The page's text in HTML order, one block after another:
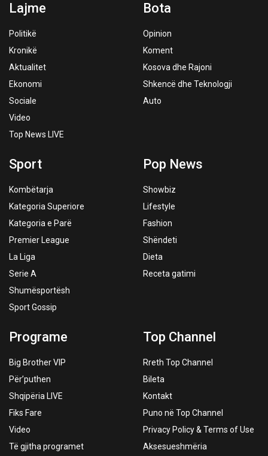
Lajme
Politikë
Kronikë
Aktualitet
Ekonomi
Sociale
Video
Top News LIVE
Bota
Opinion
Koment
Kosova dhe Rajoni
Shkencë dhe Teknologji
Auto
Sport
Kombëtarja
Kategoria Superiore
Kategoria e Parë
Premier League
La Liga
Serie A
Shumësportësh
Sport Gossip
Pop News
Showbiz
Lifestyle
Fashion
Shëndeti
Dieta
Receta gatimi
Programe
Big Brother VIP
Për’puthen
Shqipëria LIVE
Fiks Fare
Video
Të gjitha programet
Top Channel
Rreth Top Channel
Bileta
Kontakt
Puno në Top Channel
Privacy Policy & Terms of Use
Aksesueshmëria